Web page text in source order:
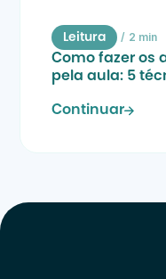
Leitura / 2 min
Como fazer os
pela aula: 5
Continuar